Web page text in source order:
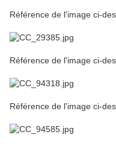
Référence de l'image ci-
Référence de l'image ci-
Référence de l'image ci-